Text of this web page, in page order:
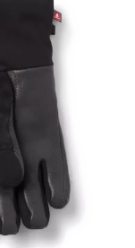
medan den
ingen fara,
Designade för
softshell-
för att
deras
händer att